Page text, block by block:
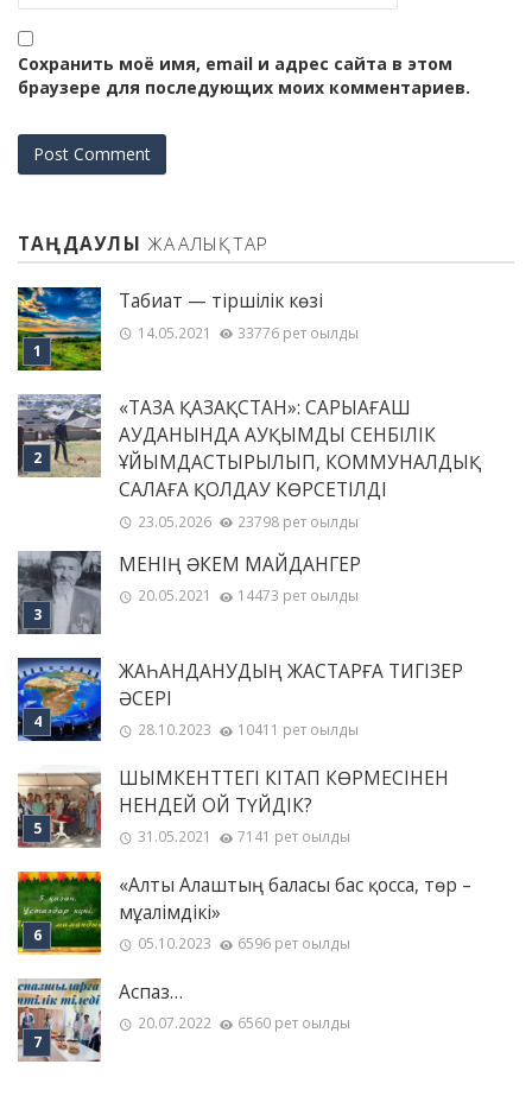
Сохранить моё имя, email и адрес сайта в этом
браузере для последующих моих комментариев.
ТАҢДАУЛЫ ЖАҢАЛЫҚТАР
Табиғат — тіршілік көзі
14.05.2021 33776 рет оқылды
«ТАЗА ҚАЗАҚСТАН»: САРЫАҒАШ
АУДАНЫНДА АУҚЫМДЫ СЕНБІЛІК
ҰЙЫМДАСТЫРЫЛЫП, КОММУНАЛДЫҚ
САЛАҒА ҚОЛДАУ КӨРСЕТІЛДІ
23.05.2026 23798 рет оқылды
МЕНІҢ ƏКЕМ МАЙДАНГЕР
20.05.2021 14473 рет оқылды
ЖАҺАНДАНУДЫҢ ЖАСТАРҒА ТИГІЗЕР
ӘСЕРІ
28.10.2023 10411 рет оқылды
ШЫМКЕНТТЕГІ КІТАП КӨРМЕСІНЕН
НЕНДЕЙ ОЙ ТҮЙДІК?
31.05.2021 7141 рет оқылды
«Алты Алаштың баласы бас қосса, төр –
мұғалімдікі»
05.10.2023 6596 рет оқылды
Аспаз…
20.07.2022 6560 рет оқылды